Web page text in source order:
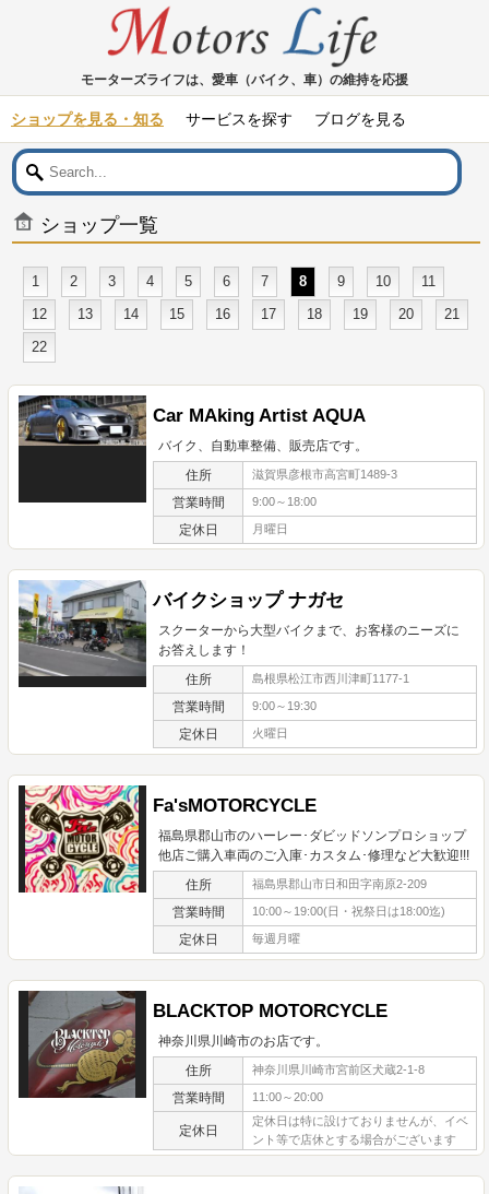
モーターズライフは、愛車（バイク、車）の維持を応援
ショップを見る・知る サービスを探す ブログを見る
ショップ一覧
1 2 3 4 5 6 7 8 9 10
11
12
13 14 15 16 17 18 19 20
21
22
Car MAking Artist AQUA
バイク、自動車整備、販売店です。
住所 滋賀県彦根市高宮町1489-3
営業時間 9:00～18:00
定休日 月曜日
バイクショップ ナガセ
スクーターから大型バイクまで、お客様のニーズに
お答えします！
住所 島根県松江市西川津町1177-1
営業時間 9:00～19:30
定休日 火曜日
Fa'sMOTORCYCLE
福島県郡山市のハーレー･ダビッドソンプロショップ
他店ご購入車両のご入庫･カスタム･修理など大歓迎!!!
住所 福島県郡山市日和田字南原2-209
営業時間 10:00～19:00(日・祝祭日は18:00迄)
定休日 毎週月曜
BLACKTOP MOTORCYCLE
神奈川県川崎市のお店です。
住所 神奈川県川崎市宮前区犬蔵2-1-8
営業時間 11:00～20:00
定休日
定休日は特に設けておりませんが、イベ
ント等で店休とする場合がございます